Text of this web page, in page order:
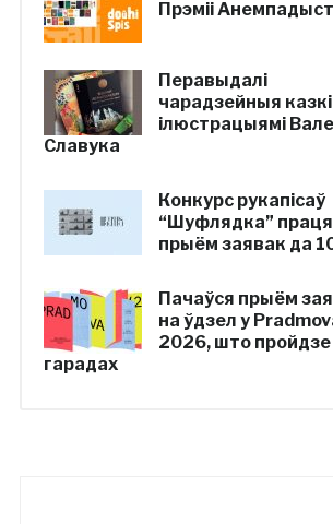
Прэміі
Перавыдалі
чарадзейныя казкі
ілюстрацыямі
Славука
Конкурс рукапісаў
“Шуфлядка”
прыём заявак да
Пачаўся прыём
на ўдзел у
2026, што пройдзе
гарадах